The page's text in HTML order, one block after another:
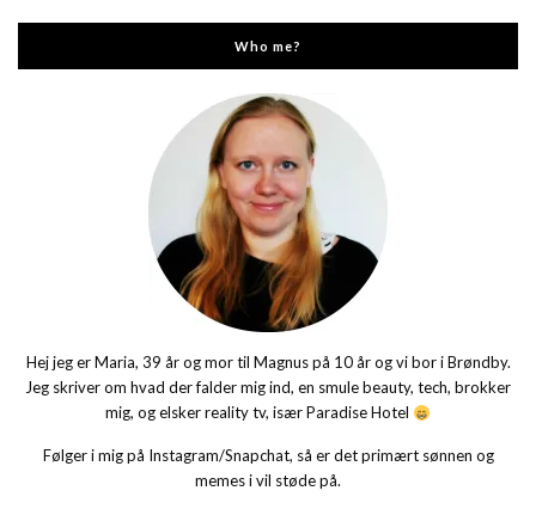
Who me?
Hej jeg er Maria, 39 år og mor til Magnus på 10 år og vi bor i Brøndby.
Jeg skriver om hvad der falder mig ind, en smule beauty, tech, brokker
mig, og elsker reality tv, især Paradise Hotel
Følger i mig på Instagram/Snapchat, så er det primært sønnen og
memes i vil støde på.